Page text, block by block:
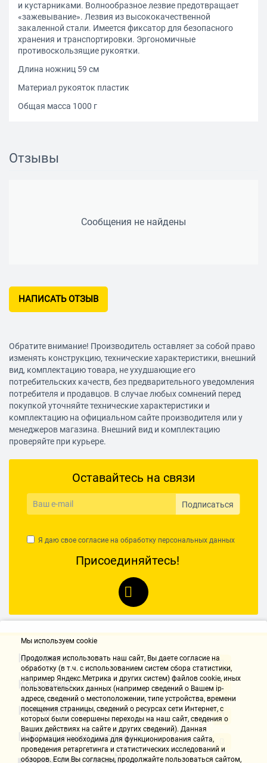
и кустарниками. Волнообразное лезвие предотвращает
«зажевывание». Лезвия из высококачественной
закаленной стали. Имеется фиксатор для безопасного
хранения и транспортировки. Эргономичные
противоскользящие рукоятки.
Длина ножниц 59 см
Материал рукояток пластик
Общая масса 1000 г
Отзывы
Сообщения не найдены
НАПИСАТЬ ОТЗЫВ
Обратите внимание! Производитель оставляет за собой право
изменять конструкцию, технические характеристики, внешний
вид, комплектацию товара, не ухудшающие его
потребительских качеств, без предварительного уведомления
потребителя и продавцов. В случае любых сомнений перед
покупкой уточняйте технические характеристики и
комплектацию на официальном сайте производителя или у
менеджеров магазина. Внешний вид и комплектацию
проверяйте при курьере.
Оставайтесь на связи
Подписаться
Я даю свое согласие на обработку персональных данных
Присоединяйтесь!
Контакты
Компания
Информация
Направления доставки
Мы используем cookie
Продолжая использовать наш cайт, Вы даете согласие на
обработку (в т.ч. с использованием систем сбора статистики,
например Яндекс.Метрика и других систем) файлов cookie, иных
пользовательских данных (например сведений о Вашем ip-
адресе, сведений о местоположении, типе устройства, времени
посещения страницы, сведений о ресурсах сети Интернет, с
которых были совершены переходы на наш сайт, сведения о
Ваших действиях на сайте и других сведений). Данная
информация необходима для функционирования сайта,
проведения ретаргетинга и статистических исследований и
обзоров. Если Вы согласны, продолжайте пользоваться сайтом,